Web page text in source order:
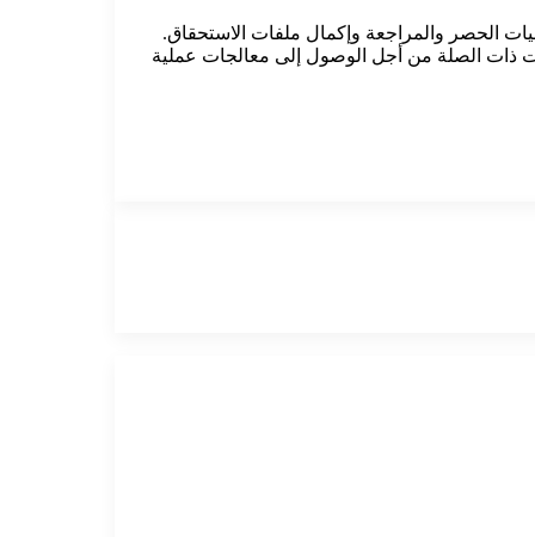
الحصر والمراجعة وإكمال ملفات الاستحقاق.
ذات الصلة من أجل الوصول إلى معالجات عملية